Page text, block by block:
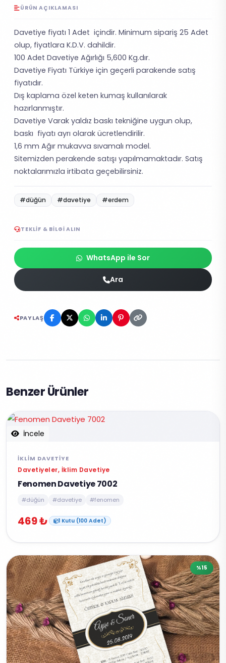
ÜRÜN AÇIKLAMASI
Davetiye fiyatı 1 Adet içindir. Minimum sipariş 25 Adet
olup, fiyatlara K.D.V. dahildir.
100 Adet Davetiye Ağırlığı 5,600 Kg.dır.
Davetiye Fiyatı Türkiye için geçerli parakende satış
fiyatıdır.
Dış kaplama özel keten kumaş kullanılarak
hazırlanmıştır.
Davetiye Varak yaldız baskı tekniğine uygun olup,
baskı fiyatı ayrı olarak ücretlendirilir.
1,6 mm Ağır mukavva sıvamalı model.
Sitemizden perakende satışı yapılmamaktadır. Satış
noktalarımızla irtibata geçebilirsiniz.
#düğün #davetiye #erdem
TEKLIF & BILGI ALIN
WhatsApp ile Sor
Ara
PAYLAŞ
Benzer Ürünler
İncele
İKLIM DAVETIYE
Davetiyeler, İklim Davetiye
Fenomen Davetiye 7002
#düğün #davetiye #fenomen
469 ₺ 1 Kutu (100 Adet)
%15